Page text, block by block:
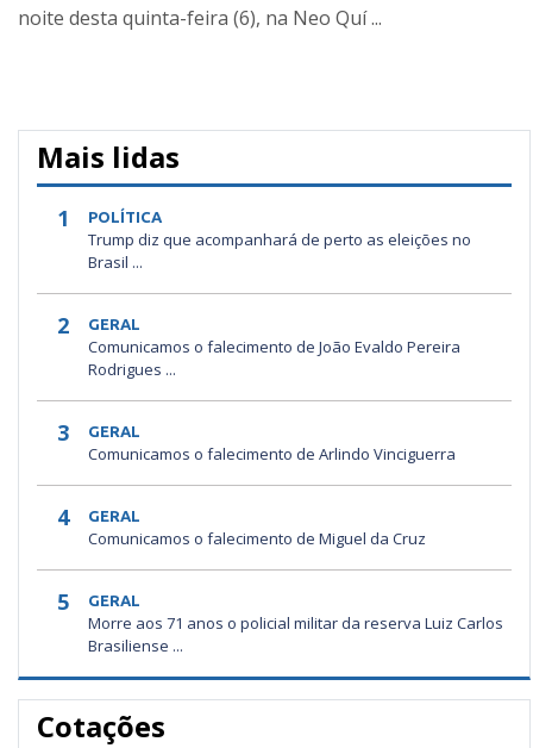
noite desta quinta-feira (6), na Neo Quí ...
Mais lidas
1 POLÍTICA
Trump diz que acompanhará de perto as eleições no
Brasil ...
2 GERAL
Comunicamos o falecimento de João Evaldo Pereira
Rodrigues ...
3 GERAL
Comunicamos o falecimento de Arlindo Vinciguerra
4 GERAL
Comunicamos o falecimento de Miguel da Cruz
5 GERAL
Morre aos 71 anos o policial militar da reserva Luiz Carlos
Brasiliense ...
Cotações